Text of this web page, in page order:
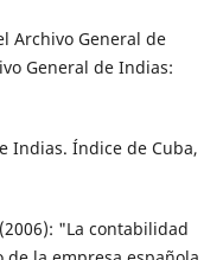
Archivo General de
General de Indias:
Indias. Índice de Cuba,
"La contabilidad